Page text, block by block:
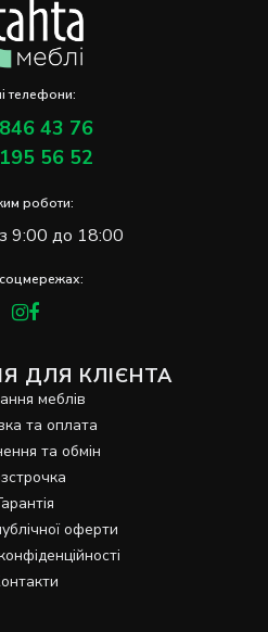
телефони:
43 76
56 52
роботи:
9:00 до 18:00
ДЛЯ КЛІЄНТА
меблів
та оплата
та обмін
оферти